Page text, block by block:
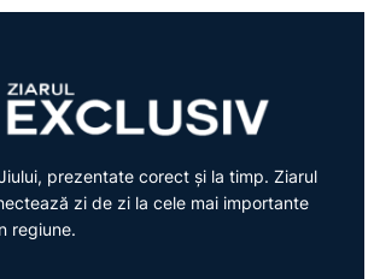
prezentate corect și la timp. Ziarul
zi de zi la cele mai importante
regiune.